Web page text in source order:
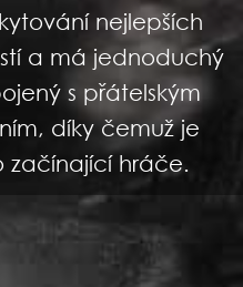
nejlepších
a má jednoduchý
s přátelským
díky čemuž je
začínající hráče.